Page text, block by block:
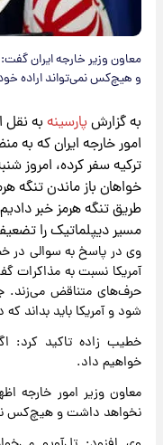
معاون وزیر خارجه ایران
و هیچ‌کس نمی‌تواند اراده خود
به گزارشپارسینه به نقل
امور خارجه ایران که به
خواهان باز ماندن تنگه
طریق تنگه هرمز خبر
مسیر دیپلماتیک را
وی در پاسخ به سوالی در
آمریکا نسبت به مذاکرات
حرف‌های متناقض می‌زند.
شود و آمریکا باید بداند
خطیب زاده تاکید کرد:
خواهیم داد.
معاون وزیر امور خارجه
نخواهد داشت و هیچ‌کس